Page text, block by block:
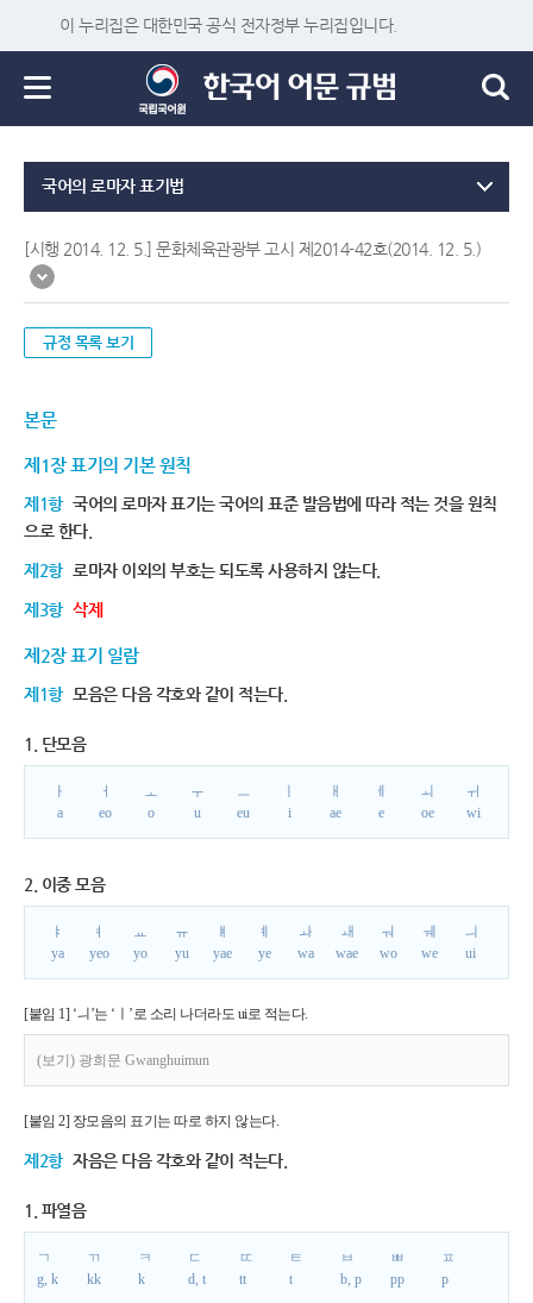
이 누리집은 대한민국 공식 전자정부 누리집입니다.
국어의 로마자 표기법
[시행 2014. 12. 5.] 문화체육관광부 고시 제2014-42호(2014. 12. 5.)
규정 목록 보기
본문
제1장 표기의 기본 원칙
제1항 국어의 로마자 표기는 국어의 표준 발음법에 따라 적는 것을 원칙
으로 한다.
제2항 로마자 이외의 부호는 되도록 사용하지 않는다.
제3항 삭제
제2장 표기 일람
제1항 모음은 다음 각호와 같이 적는다.
1. 단모음
ㅏ
a
ㅓ
eo
ㅗ
o
ㅜ
u
ㅡ
eu
i
ㅐ
ae
ㅔ
e
ㅚ
oe
ㅟ
wi
2. 이중 모음
ㅑ
ya
ㅕ
yeo
ㅛ
yo
ㅠ
yu
ㅒ
yae
ㅖ
ye
ㅘ
wa
ㅙ
wae
ㅝ
wo
ㅞ
we
ㅢ
ui
[붙임 1] ‘ㅢ’는 ‘ㅣ’로 소리 나더라도 ui로 적는다.
(보기) 광희문 Gwanghuimun
[붙임 2] 장모음의 표기는 따로 하지 않는다.
제2항 자음은 다음 각호와 같이 적는다.
1. 파열음
ㄱ
g, k
ㄲ
kk
ㅋ
k
ㄷ
d, t
ㄸ
tt
ㅌ
t
ㅂ
b, p
ㅃ
pp
ㅍ
p